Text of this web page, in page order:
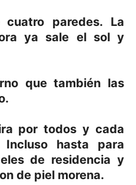
paredes. La
ya sale el sol y
que también las
por todos y cada
hasta para
de residencia y
de piel morena.